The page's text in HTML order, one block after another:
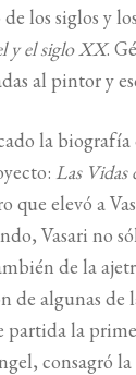
los siglos y
y el siglo XX.
al pintor y
la biografía
Las Vidas
que elevó a
Vasari no
de la
de algunas
la
consagró